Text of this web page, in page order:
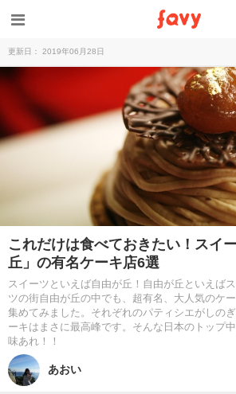
更新日： 2019年06月28日
これだけは食べておきたい！スイ
丘」の有名ケーキ店6選
スイーツといえば自由が丘！自由が丘といえば
ツの街自由が丘の中でも、超有名、大人気のケ
集めてみました。それぞれのパティシエがしの
ーキはまさに最高峰です。そんな日本のトップ
味あれ！！
あおい